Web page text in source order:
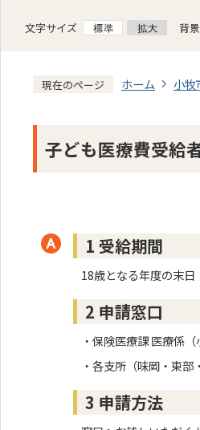
文字サイズ 背
現在のページ ホーム 小牧
子ども医療費受給
1 受給期間
18歳となる年度の末日
2 申請窓口
・保険医療課 医療係
・各支所（味岡・東部
3 申請方法